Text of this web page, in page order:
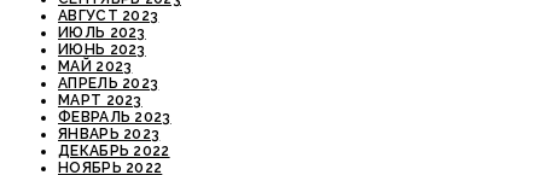
АВГУСТ 2023
ИЮЛЬ 2023
ИЮНЬ 2023
МАЙ 2023
АПРЕЛЬ 2023
МАРТ 2023
ФЕВРАЛЬ 2023
ЯНВАРЬ 2023
ДЕКАБРЬ 2022
НОЯБРЬ 2022